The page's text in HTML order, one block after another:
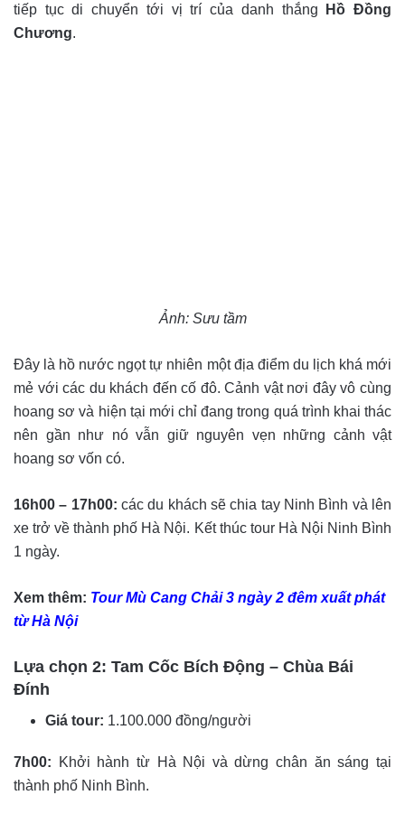
tiếp tục di chuyển tới vị trí của danh thắng
Hồ Đồng
Chương.
Ảnh: Sưu tầm
Đây là hồ nước ngọt tự nhiên một địa điểm du lịch khá mới
mẻ với các du khách đến cố đô. Cảnh vật nơi đây vô cùng
hoang sơ và hiện tại mới chỉ đang trong quá trình khai thác
nên gần như nó vẫn giữ nguyên vẹn những cảnh vật
hoang sơ vốn có.
16h00 – 17h00: các du khách sẽ chia tay Ninh Bình và lên
xe trở về thành phố Hà Nội. Kết thúc tour Hà Nội Ninh Bình
1 ngày.
Xem thêm: Tour Mù Cang Chải 3 ngày 2 đêm xuất phát
từ Hà Nội
Lựa chọn 2: Tam Cốc Bích Động – Chùa Bái
Đính
Giá tour: 1.100.000 đồng/người
7h00: Khởi hành từ Hà Nội và dừng chân ăn sáng tại
thành phố Ninh Bình.